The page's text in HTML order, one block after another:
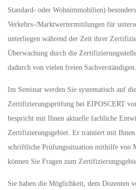
Standard- oder Wohnimmobilien)
Verkehrs-/Marktwertermittlungen für
unterliegen während der Zeit ihrer
Überwachung durch die
dadurch von vielen freien Sachverständigen.
Im Seminar werden Sie systematisch auf
Zertifizierungsprüfung bei EIPOSCERT
bespricht mit Ihnen aktuelle fachliche
Zertifizierungsgebiet. Er trainiert mit
schriftliche Prüfungssituation mithilfe von
können Sie Fragen zum
Sie haben die Möglichkeit, dem Dozenten